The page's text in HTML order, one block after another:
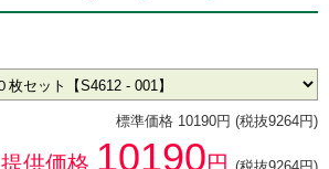
標準価格 10190円 (税抜9264円)
提供価格 10190円